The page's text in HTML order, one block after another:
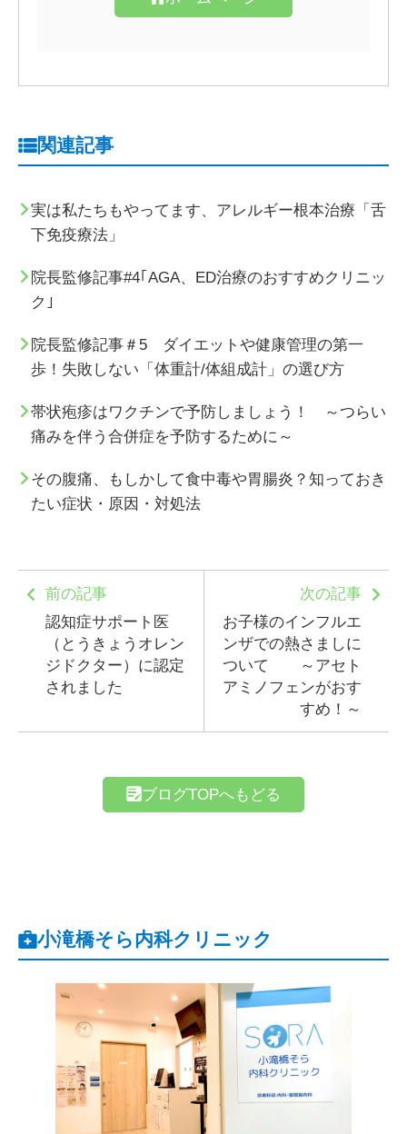
関連記事
実は私たちもやってます、アレルギー根本治療「舌
下免疫療法」
院長監修記事#4｢AGA、ED治療のおすすめクリニッ
ク｣
院長監修記事＃5 ダイエットや健康管理の第一
歩！失敗しない「体重計/体組成計」の選び方
帯状疱疹はワクチンで予防しましょう！ ～つらい
痛みを伴う合併症を予防するために～
その腹痛、もしかして食中毒や胃腸炎？知っておき
たい症状・原因・対処法
前の記事
認知症サポート医
（とうきょうオレン
ジドクター）に認定
されました
次の記事
お子様のインフルエ
ンザでの熱さましに
ついて ～アセト
アミノフェンがおす
すめ！～
ブログTOPへもどる
小滝橋そら内科クリニック